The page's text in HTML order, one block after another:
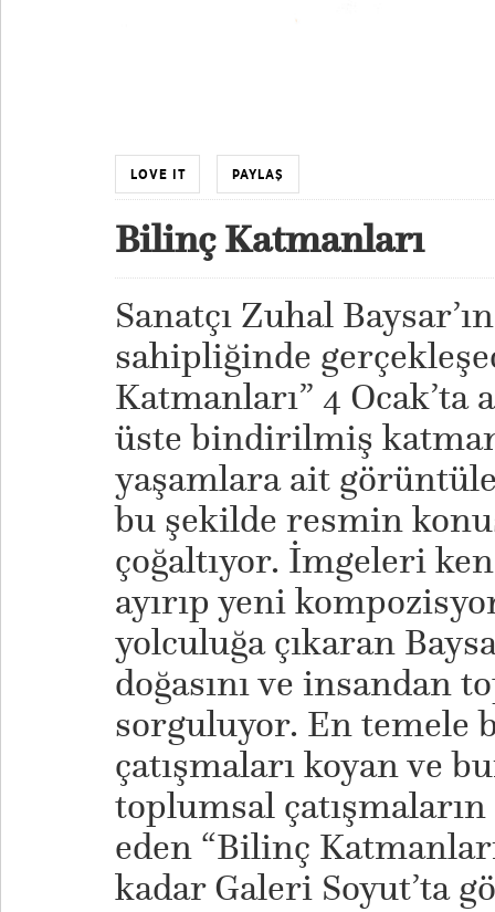
LOVE IT PAYLAŞ
Bilinç Katmanları
Sanatçı Zuhal
sahipliğinde
Katmanları” 4 Ocak’ta
üste bindirilmiş
yaşamlara ait
bu şekilde resmin
çoğaltıyor. İmgeleri
ayırıp yeni
yolculuğa çıkaran
doğasını ve insandan
sorguluyor. En temele
çatışmaları koyan ve
toplumsal
eden “Bilinç
kadar Galeri Soyut’ta